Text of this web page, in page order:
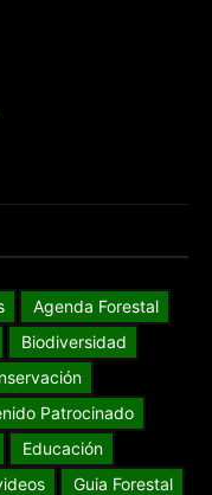
Agenda Forestal
Biodiversidad
Patrocinado
Educación
Guia Forestal